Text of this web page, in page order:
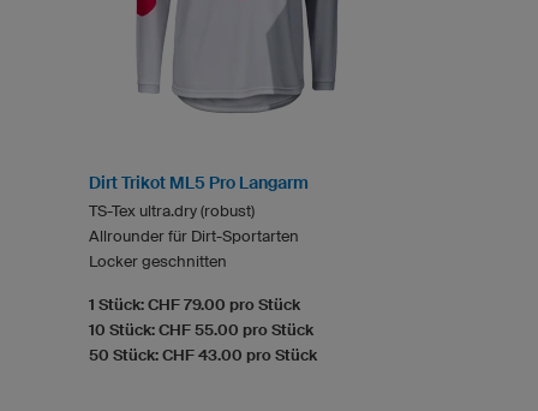
Dirt Trikot ML5 Pro Langarm
TS-Tex ultra.dry (robust)
Allrounder für Dirt-Sportarten
Locker geschnitten
1 Stück: CHF 79.00 pro Stück
10 Stück: CHF 55.00 pro Stück
50 Stück: CHF 43.00 pro Stück